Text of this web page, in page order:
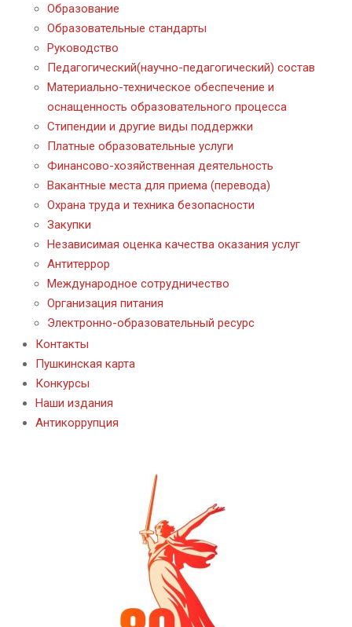
Образование
Образовательные стандарты
Руководство
Педагогический(научно-педагогический) состав
Материально-техническое обеспечение и
оснащенность образовательного процесса
Стипендии и другие виды поддержки
Платные образовательные услуги
Финансово-хозяйственная деятельность
Вакантные места для приема (перевода)
Охрана труда и техника безопасности
Закупки
Независимая оценка качества оказания услуг
Антитеррор
Международное сотрудничество
Организация питания
Электронно-образовательный ресурс
Контакты
Пушкинская карта
Конкурсы
Наши издания
Антикоррупция